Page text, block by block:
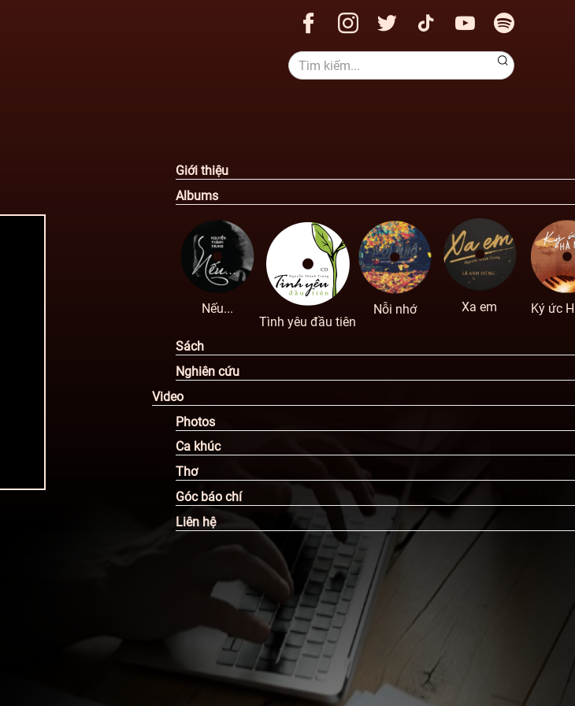
Giới thiệu
Albums
Nếu...
Tình yêu đầu tiên
Nỗi nhớ Xa em Ký ức
Sách
Nghiên cứu
Video
Photos
Ca khúc
Thơ
Góc báo chí
Liên hệ